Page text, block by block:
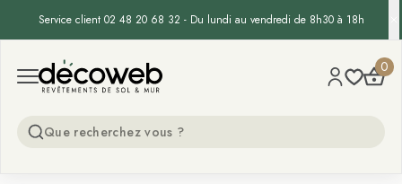
Service client 02 48 20 68 32 - Du lundi au vendredi de 8h30 à 18h
Open menu
Decoweb 0